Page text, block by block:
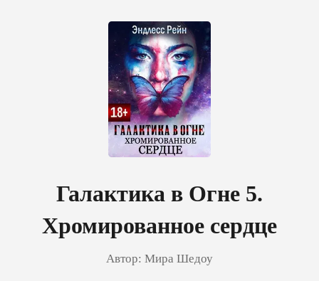
История чтения
Выйти
Галактика в Огне 5.
Хромированное сердце
Автор: Мира Шедоу